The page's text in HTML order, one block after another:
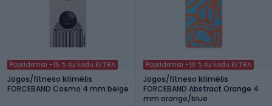
Papildomai -15 % su kodu EXTRA
Jogos/fitneso kilimėlis
FORCEBAND Cosmo 4 mm beige
Papildomai -10 % su kodu EXTRA
Jogos/fitneso kilimėlis
FORCEBAND Abstract Orange 4
mm orange/blue